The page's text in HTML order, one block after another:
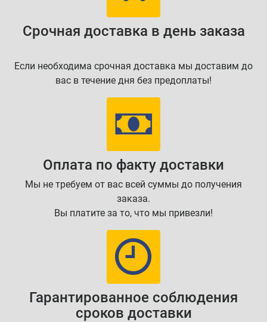
Срочная доставка в день заказа
Если необходима срочная доставка мы доставим до
вас в течение дня без предоплаты!
Оплата по факту доставки
Мы не требуем от вас всей суммы до получения
заказа.
Вы платите за то, что мы привезли!
Гарантированное соблюдения
сроков доставки